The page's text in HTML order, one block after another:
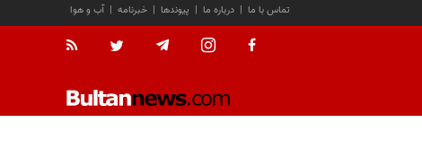
آب و هوا | خبرنامه | پیوندها | درباره ما | تماس با ما